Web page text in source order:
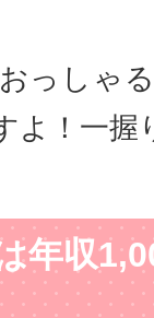
っしゃ
よ！一握
年収